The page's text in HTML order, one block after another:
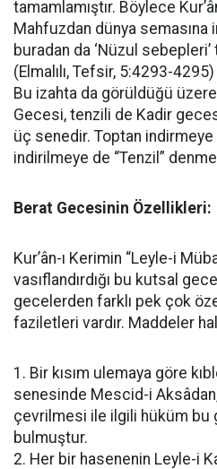
tamamlamıştır. Böylece
Mahfuzdan dünya semasına
buradan da ‘Nüzul
(Elmalılı, Tefsir, 5:4293-4295)
Bu izahta da görüldüğü üzere
Gecesi, tenzili de Kadir
üç senedir. Toptan indirmeye
indirilmeye de “Tenzil”
Berat Gecesinin Özellikleri:
Kur’ân-ı Kerimin “Leyle-i
vasıflandırdığı bu kutsal
gecelerden farklı pek çok
faziletleri vardır. Maddeler
1. Bir kısım ulemaya göre
senesinde Mescid-i
çevrilmesi ile ilgili hüküm bu
bulmuştur.
2. Her bir hasenenin Leyle-i